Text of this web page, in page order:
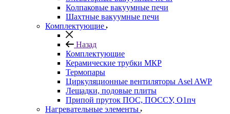
Колпаковые вакуумные печи
Шахтные вакуумные печи
Комплектующие
Назад
Комплектующие
Керамические трубки МКР
Термопары
Циркуляционные вентиляторы Asel AWP
Лещадки, подовые плиты
Припой пруток ПОС, ПОССУ, О1пч
Нагревательные элементы